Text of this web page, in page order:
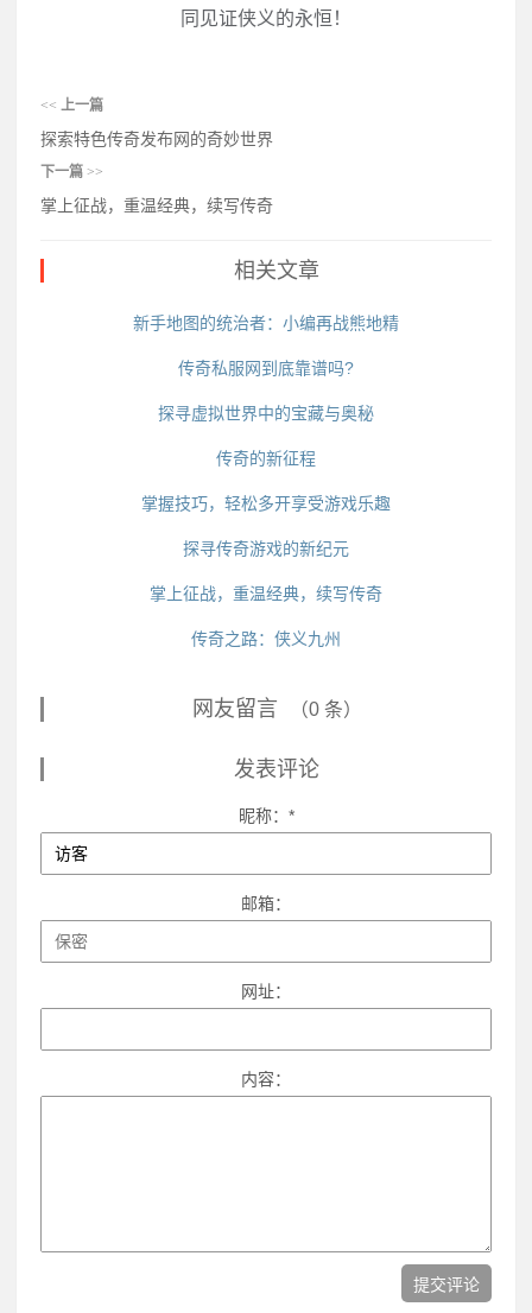
同见证侠义的永恒！
<< 上一篇
探索特色传奇发布网的奇妙世界
下一篇 >>
掌上征战，重温经典，续写传奇
相关文章
新手地图的统治者：小编再战熊地精
传奇私服网到底靠谱吗?
探寻虚拟世界中的宝藏与奥秘
传奇的新征程
掌握技巧，轻松多开享受游戏乐趣
探寻传奇游戏的新纪元
掌上征战，重温经典，续写传奇
传奇之路：侠义九州
网友留言 （0 条）
发表评论
昵称：*
邮箱：
网址：
内容：